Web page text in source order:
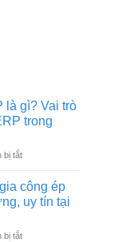
là gì? Vai trò
trong
bị tắtở
thống
là
Vai
công ép
uy tín tại
bị tắtở